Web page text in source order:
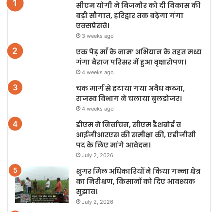
सीएम योगी ने बिजनौर को दी विकास की
बड़ी सौगात, हरिद्वार तक बढ़ेगा गंगा
एक्सप्रेसवे।
3 weeks ago
एक पेड़ माँ के नाम’ अभियान के तहत मध्य
गंगा बैराज परिसर में हुआ वृक्षारोपण।
4 weeks ago
चक मार्ग से हटाया गया अवैध कब्जा,
राजस्व विभाग ने चलाया बुलडोजर।
4 weeks ago
डीएम ने निर्वाचन, सीएम डैशबोर्ड व
आईजीआरएस की समीक्षा की, एडीजीसी
पद के लिए मांगे आवेदन।
July 2, 2026
शुगर मिल अधिकारियों ने किया गन्ना क्षेत्र
का निरीक्षण, किसानों को दिए आवश्यक
सुझाव।
July 2, 2026